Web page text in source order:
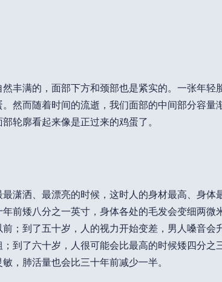
丰满的，面部下方和颈部也是紧实的。一张年轻
然而随着时间的流逝，我们面部的中间部分容量
轮廓看起来像是正过来的鸡蛋了。
潇洒、最漂亮的时候，这时人的身材最高、身体
前矮八分之一英寸，身体各处的毛发会变细两微
；到了五十岁，人的视力开始变差，男人嗓音会
到了六十岁，人很可能会比最高的时候矮四分之
，肺活量也会比三十年前减少一半。